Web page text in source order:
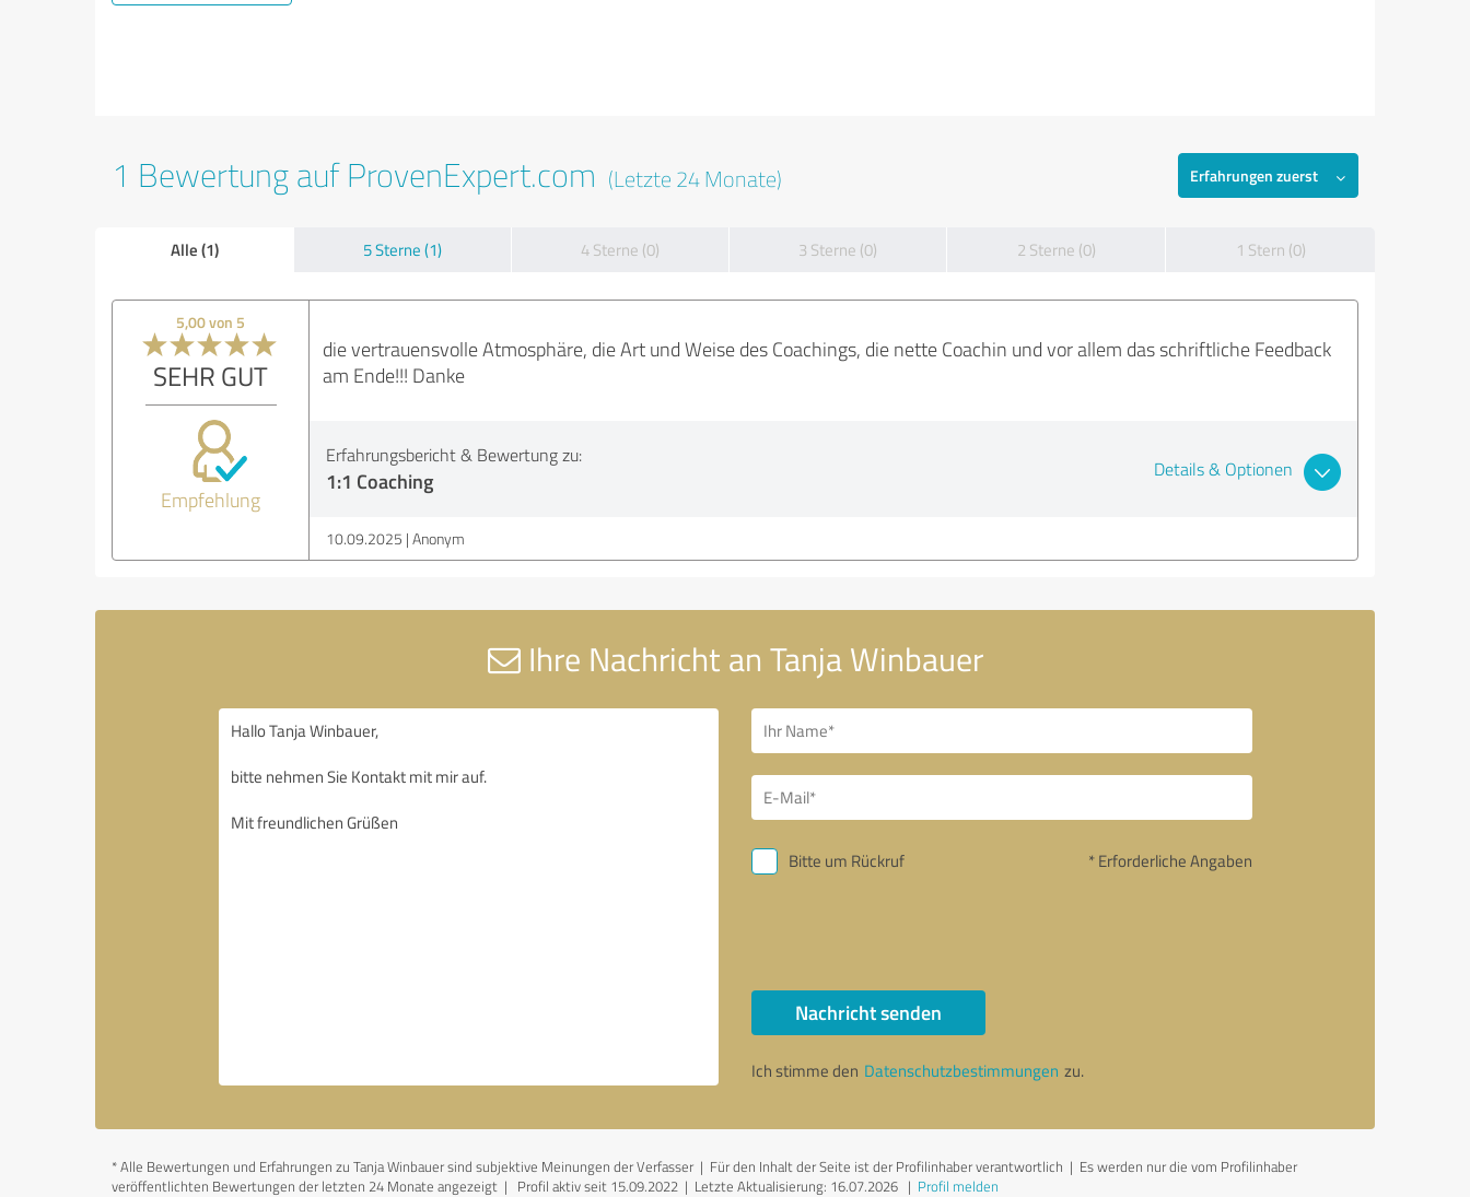
1 Bewertung auf ProvenExpert.com (Letzte 24 Monate) Erfahrungen zuerst
Alle (1) 5 Sterne (1) 4 Sterne (0) 3 Sterne (0) 2 Sterne (0) 1 Stern (0)
5,00 von 5
SEHR GUT
Empfehlung
die vertrauensvolle Atmosphäre, die Art und Weise des Coachings, die nette Coachin und vor allem das schriftliche Feedback
am Ende!!! Danke
Erfahrungsbericht & Bewertung zu:
1:1 Coaching Details & Optionen
10.09.2025 Anonym
Ihre Nachricht an Tanja Winbauer
Bitte um Rückruf * Erforderliche Angaben
Nachricht senden
Ich stimme den Datenschutzbestimmungen zu.
*Alle Bewertungen und Erfahrungen zu Tanja Winbauer sind subjektive Meinungen der Verfasser | Für den Inhalt der Seite ist der Profilinhaber verantwortlich | Es werden nur die vom Profilinhaber
veröffentlichten Bewertungen der letzten 24 Monate angezeigt | Profil aktiv seit 15.09.2022 | Letzte Aktualisierung: 16.07.2026 | Profil melden